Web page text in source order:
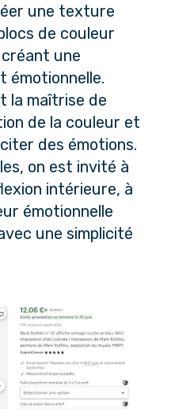
une texture
de couleur
une
émotionnelle.
la maîtrise de
de la couleur et
des émotions.
on est invité à
intérieure, à
émotionnelle
une simplicité